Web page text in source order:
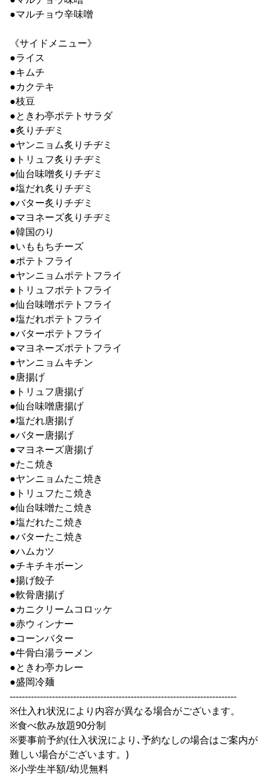
●マルチョウ辛味噌
《サイドメニュー》
●ライス
●キムチ
●カクテキ
●枝豆
●ときわ亭ポテトサラダ
●炙りチヂミ
●ヤンニョム炙りチヂミ
●トリュフ炙りチヂミ
●仙台味噌炙りチヂミ
●塩だれ炙りチヂミ
●バター炙りチヂミ
●マヨネーズ炙りチヂミ
●韓国のり
●いももちチーズ
●ポテトフライ
●ヤンニョムポテトフライ
●トリュフポテトフライ
●仙台味噌ポテトフライ
●塩だれポテトフライ
●バターポテトフライ
●マヨネーズポテトフライ
●ヤンニョムキチン
●唐揚げ
●トリュフ唐揚げ
●仙台味噌唐揚げ
●塩だれ唐揚げ
●バター唐揚げ
●マヨネーズ唐揚げ
●たこ焼き
●ヤンニョムたこ焼き
●トリュフたこ焼き
●仙台味噌たこ焼き
●塩だれたこ焼き
●バターたこ焼き
●ハムカツ
●チキチキボーン
●揚げ餃子
●軟骨唐揚げ
●カニクリームコロッケ
●赤ウィンナー
●コーンバター
●牛骨白湯ラーメン
●ときわ亭カレー
●盛岡冷麺
---------------------------------------------------------------------------
※仕入れ状況により内容が異なる場合がございます。
※食べ飲み放題90分制
※要事前予約(仕入状況により､予約なしの場合はご案内が
難しい場合がございます。)
※小学生半額/幼児無料